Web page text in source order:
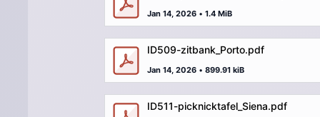
Jan 14, 2026 • 1.4 MiB
ID509-zitbank_Porto.pdf
Jan 14, 2026 • 899.91 kiB
ID511-picknicktafel_Siena.pdf